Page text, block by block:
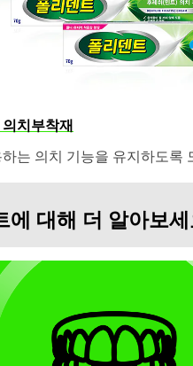
치부착재
는 의치 기능을 유지하도록
에 대해 더 알아보세